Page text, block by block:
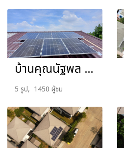
บ้านคุณนัฐพล 3kW
5 รูป, 1450 ผู้ชม